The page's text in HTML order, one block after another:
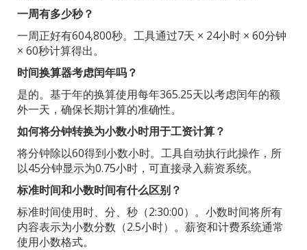
一周有多少秒？
一周正好有604,800秒。工具通过7天 × 24小时 × 60分钟
× 60秒计算得出。
时间换算器考虑闰年吗？
是的。基于年的换算使用每年365.25天以考虑闰年的额
外一天，确保长期计算的准确性。
如何将分钟转换为小数小时用于工资计算？
将分钟除以60得到小数小时。工具自动执行此操作，所
以45分钟显示为0.75小时，可直接录入薪资系统。
标准时间和小数时间有什么区别？
标准时间使用时、分、秒（2:30:00）。小数时间将所有
内容表示为小数分数（2.5小时）。薪资和计费系统通常
使用小数格式。